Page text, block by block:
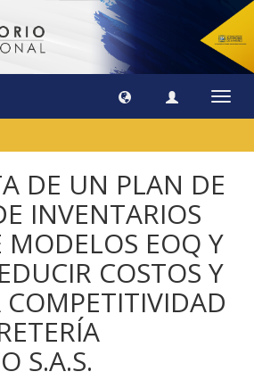
DE UN PLAN DE
INVENTARIOS
EOQ Y
COSTOS Y
COMPETITIVIDAD
S.A.S.